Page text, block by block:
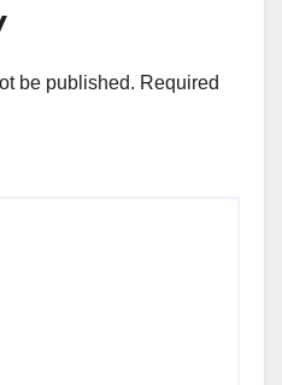
be published. Required